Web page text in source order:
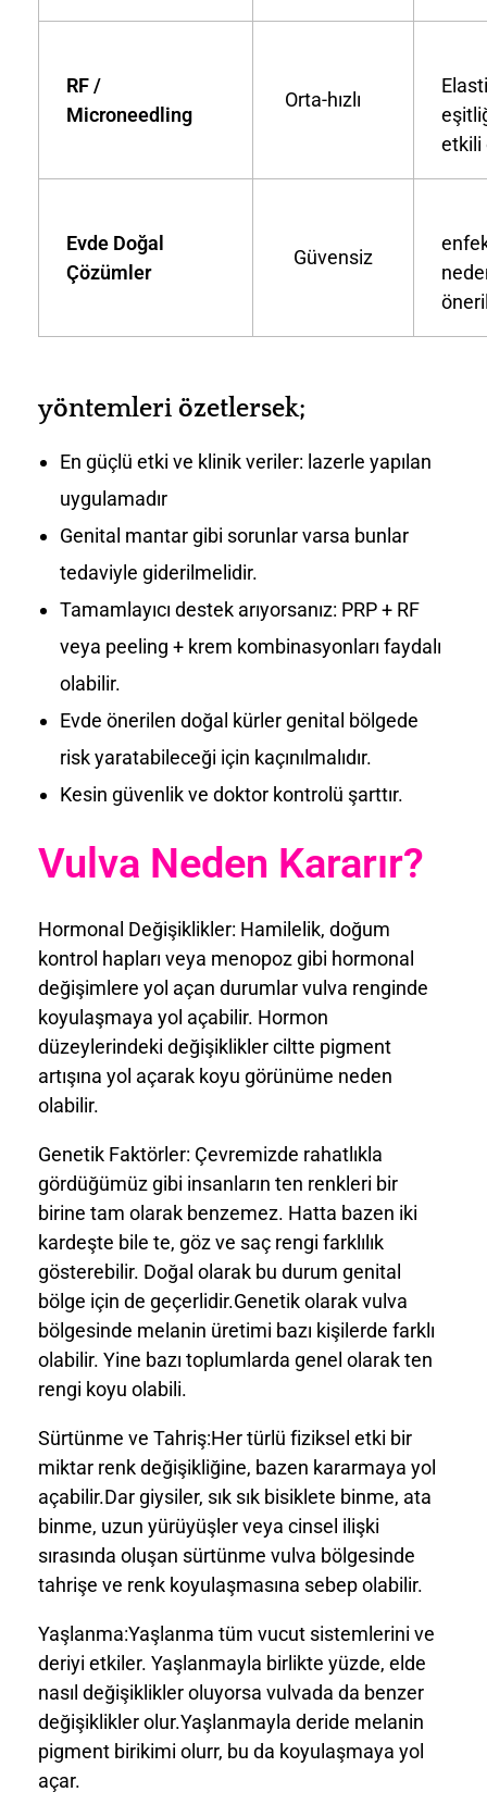
RF /
Microneedling
Orta-hızlı
etkili
Evde Doğal
Çözümler
Güvensiz
yöntemleri özetlersek;
En güçlü etki ve klinik veriler: lazerle yapılan
uygulamadır
Genital mantar gibi sorunlar varsa bunlar
tedaviyle giderilmelidir.
Tamamlayıcı destek arıyorsanız: PRP + RF
veya peeling + krem kombinasyonları faydalı
olabilir.
Evde önerilen doğal kürler genital bölgede
risk yaratabileceği için kaçınılmalıdır.
Kesin güvenlik ve doktor kontrolü şarttır.
Vulva Neden Kararır?
Hormonal Değişiklikler: Hamilelik, doğum
kontrol hapları veya menopoz gibi hormonal
değişimlere yol açan durumlar vulva renginde
koyulaşmaya yol açabilir. Hormon
düzeylerindeki değişiklikler ciltte pigment
artışına yol açarak koyu görünüme neden
olabilir.
Genetik Faktörler: Çevremizde rahatlıkla
gördüğümüz gibi insanların ten renkleri bir
birine tam olarak benzemez. Hatta bazen iki
kardeşte bile te, göz ve saç rengi farklılık
gösterebilir. Doğal olarak bu durum genital
bölge için de geçerlidir.Genetik olarak vulva
bölgesinde melanin üretimi bazı kişilerde farklı
olabilir. Yine bazı toplumlarda genel olarak ten
rengi koyu olabili.
Sürtünme ve Tahriş:Her türlü fiziksel etki bir
miktar renk değişikliğine, bazen kararmaya yol
açabilir.Dar giysiler, sık sık bisiklete binme, ata
binme, uzun yürüyüşler veya cinsel ilişki
sırasında oluşan sürtünme vulva bölgesinde
tahrişe ve renk koyulaşmasına sebep olabilir.
Yaşlanma:Yaşlanma tüm vucut sistemlerini ve
deriyi etkiler. Yaşlanmayla birlikte yüzde, elde
nasıl değişiklikler oluyorsa vulvada da benzer
değişiklikler olur.Yaşlanmayla deride melanin
pigment birikimi olurr, bu da koyulaşmaya yol
açar.